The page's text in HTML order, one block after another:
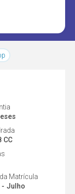
CC
Matrícula
- Julho